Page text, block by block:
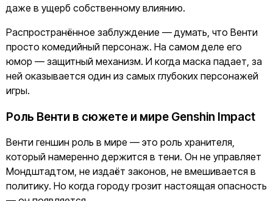
даже в ущерб собственному влиянию.
Распространённое заблуждение — думать, что Венти
просто комедийный персонаж. На самом деле его
юмор — защитный механизм. И когда маска падает, за
ней оказывается один из самых глубоких персонажей
игры.
Роль Венти в сюжете и мире Genshin Impact
Венти геншин роль в мире — это роль хранителя,
который намеренно держится в тени. Он не управляет
Мондштадтом, не издаёт законов, не вмешивается в
политику. Но когда городу грозит настоящая опасность